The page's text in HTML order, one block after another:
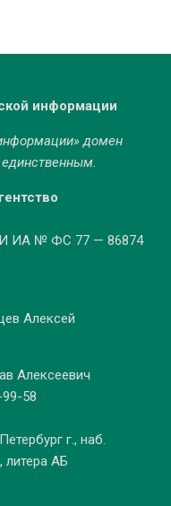
информации
домен
ИА № ФС 77 — 86874
Алексей
Алексеевич
58
г., наб.
литера АБ